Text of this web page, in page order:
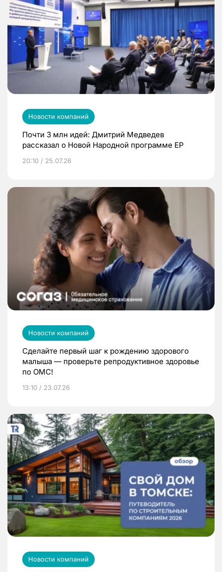
Новости компаний
Почти 3 млн идей: Дмитрий Медведев
рассказал о Новой Народной программе ЕР
20:10 / 25.07.26
Новости компаний
Сделайте первый шаг к рождению здорового
малыша — проверьте репродуктивное здоровье
по ОМС!
13:10 / 23.07.26
Новости компаний